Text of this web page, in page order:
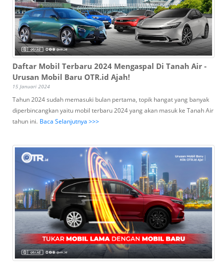
Daftar Mobil Terbaru 2024 Mengaspal Di Tanah Air -
Urusan Mobil Baru OTR.id Ajah!
15 Januari 2024
Tahun 2024 sudah memasuki bulan pertama, topik hangat yang banyak
diperbincangkan yaitu mobil terbaru 2024 yang akan masuk ke Tanah Air
tahun ini. Baca Selanjutnya >>>